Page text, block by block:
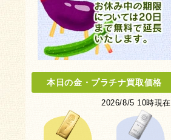
本日の金 ・ プラチナ買取価格
2026/8/5 10時現在